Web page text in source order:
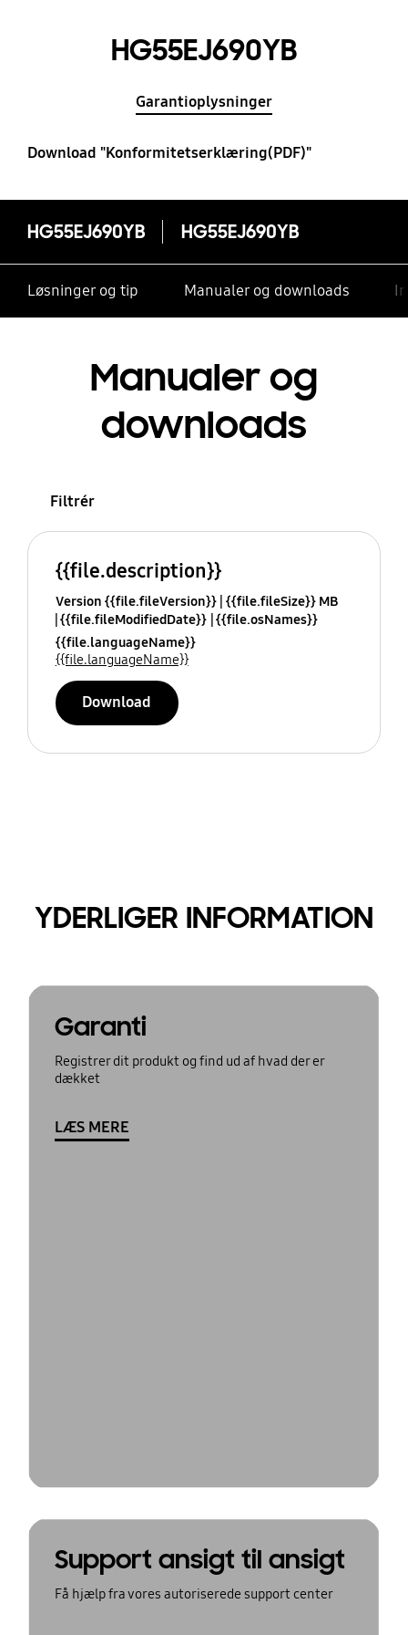
HG55EJ690YB
Garantioplysninger
Download "Konformitetserklæring(PDF)"
HG55EJ690YB HG55EJ690YB
Løsninger og tip Manualer og downloads
Manualer og
downloads
Filtrér
{{file.description}}
Version {{file.fileVersion}} {{file.fileSize}} MB
{{file.fileModifiedDate}} {{file.osNames}}
{{file.languageName}}
{{file.languageName}}
Download
YDERLIGER INFORMATION
Garanti
Registrer dit produkt og find ud af hvad der er
dækket
LÆS MERE
Support ansigt til ansigt
Få hjælp fra vores autoriserede support center